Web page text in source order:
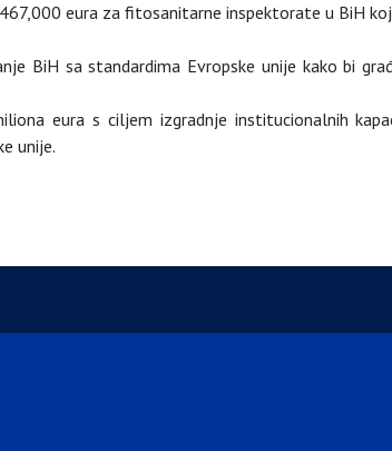
eura za fitosanitarne inspektorate u BiH
BiH sa standardima Evropske unije kako bi
eura s ciljem izgradnje institucionalnih
unije.